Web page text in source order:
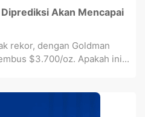
Akan Mencapai
rekor, dengan Goldman
$3.700/oz. Apakah ini...